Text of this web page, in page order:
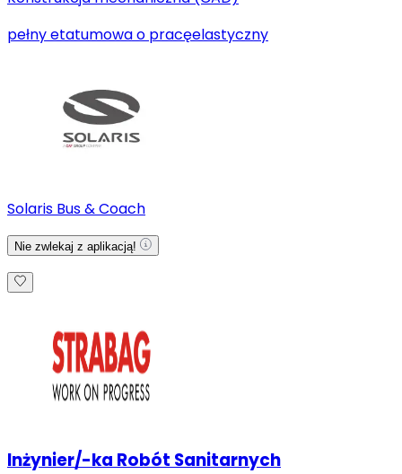
pełny etatumowa o pracęelastyczny
Solaris Bus & Coach
Nie zwlekaj z aplikacją!
Inżynier/-ka Robót Sanitarnych